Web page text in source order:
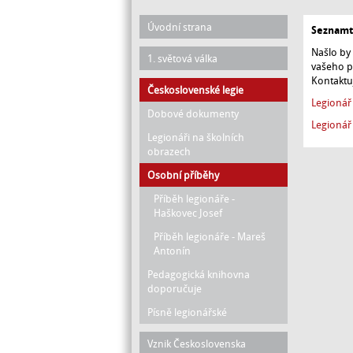
Hlavní
navigace
Úvodní strana
1. světová válka
Československé legie
Dobové dokumenty
Legionáři na školních
obrazech
Osobní příběhy
Příběh legionáře -
Haškovec Josef
Příběh legionáře - Mareš
Antonín
Pedagogická knihovna
doporučuje
Písně legionářské
Vznik Československa
Našlo
vašeho